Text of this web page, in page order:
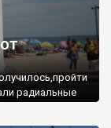
радиальные